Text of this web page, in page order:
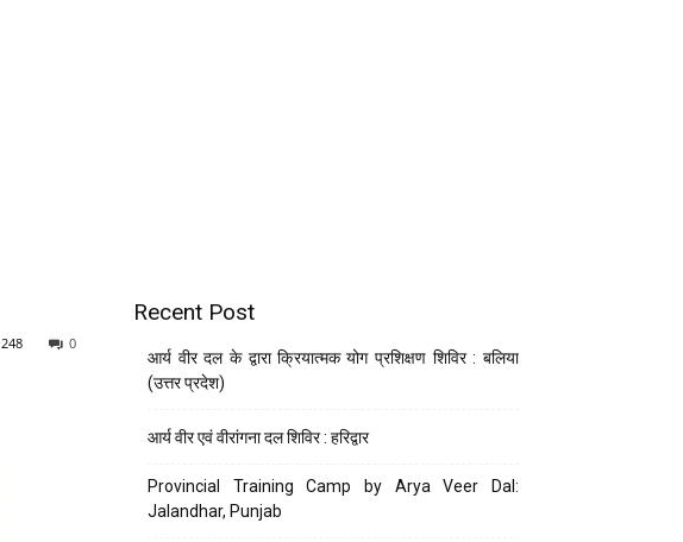
0
248
Recent Post
आर्य वीर दल के द्वारा क्रियात्मक योग प्रशिक्षण शिविर : बलिया
(उत्तर प्रदेश)
आर्य वीर एवं वीरांगना दल शिविर : हरिद्वार
Provincial Training Camp by Arya Veer Dal:
Jalandhar, Punjab